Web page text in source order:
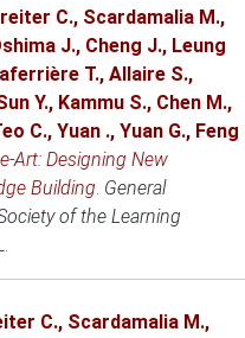
C., Scardamalia M.,
J., Cheng J., Leung
T., Allaire S.,
Y., Kammu S., Chen M.,
C., Yuan ., Yuan G., Feng
Art: Designing New
Building. General
of the Learning
C., Scardamalia M.,